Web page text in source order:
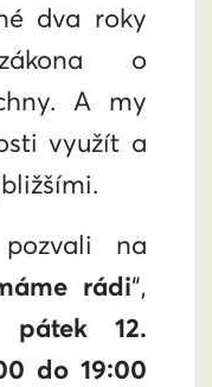
dva roky
o
A my
využít a
na
rádi“,
12.
do 19:00